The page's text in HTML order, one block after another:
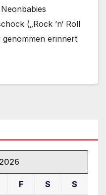
(„Rock ’n‘ Roll
genommen erinnert
F S S